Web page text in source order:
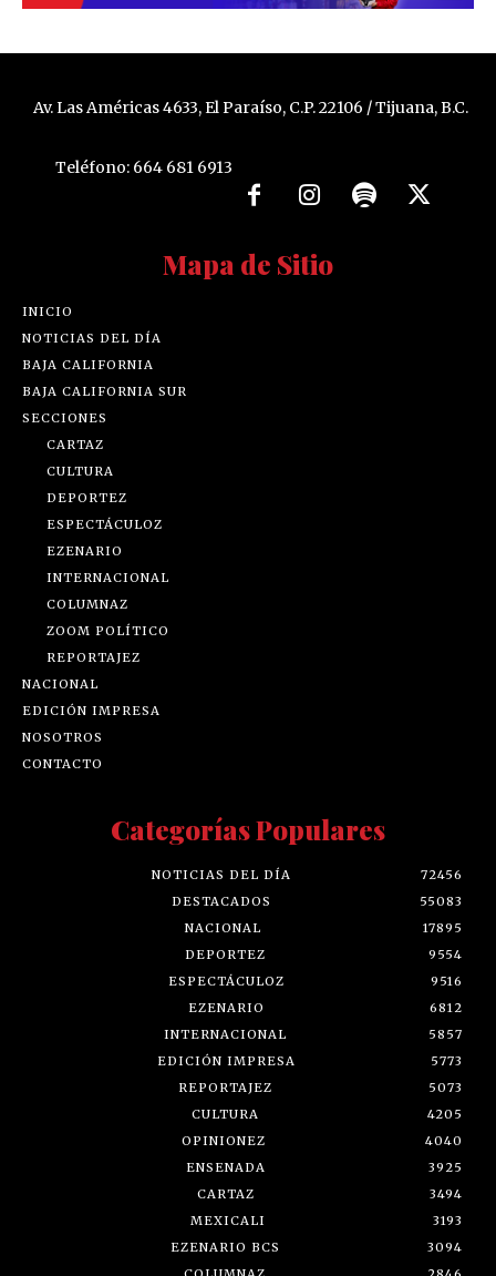
Av. Las Américas 4633, El Paraíso, C.P. 22106 / Tijuana, B.C.
Teléfono: 664 681 6913
Mapa de Sitio
INICIO
NOTICIAS DEL DÍA
BAJA CALIFORNIA
BAJA CALIFORNIA SUR
SECCIONES
CARTAZ
CULTURA
DEPORTEZ
ESPECTÁCULOZ
EZENARIO
INTERNACIONAL
COLUMNAZ
ZOOM POLÍTICO
REPORTAJEZ
NACIONAL
EDICIÓN IMPRESA
NOSOTROS
CONTACTO
Categorías Populares
NOTICIAS DEL DÍA
72456
DESTACADOS
55083
NACIONAL
17895
DEPORTEZ
9554
ESPECTÁCULOZ
9516
EZENARIO
6812
INTERNACIONAL
5857
EDICIÓN IMPRESA
5773
REPORTAJEZ
5073
CULTURA
4205
OPINIONEZ
4040
ENSENADA
3925
CARTAZ
3494
MEXICALI
3193
EZENARIO BCS
3094